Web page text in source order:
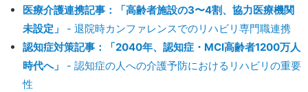
医療介護連携記事：「高齢者施設の3〜4割、協力医療機関
未設定」
- 退院時カンファレンスでのリハビリ専門職連携
認知症対策記事：「2040年、認知症・MCI高齢者1200万人
時代へ」
- 認知症の人への介護予防におけるリハビリの重要
性